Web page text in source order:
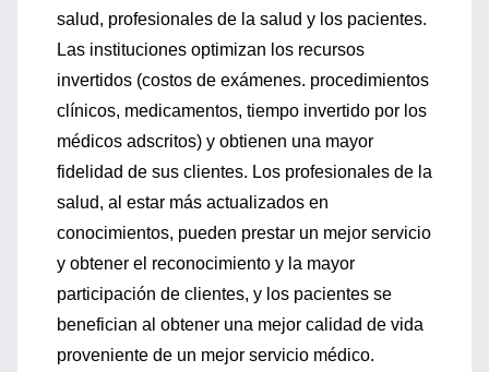
salud, profesionales de la salud y los pacientes.
Las instituciones optimizan los recursos
invertidos (costos de exámenes. procedimientos
clínicos, medicamentos, tiempo invertido por los
médicos adscritos) y obtienen una mayor
fidelidad de sus clientes. Los profesionales de la
salud, al estar más actualizados en
conocimientos, pueden prestar un mejor servicio
y obtener el reconocimiento y la mayor
participación de clientes, y los pacientes se
benefician al obtener una mejor calidad de vida
proveniente de un mejor servicio médico.